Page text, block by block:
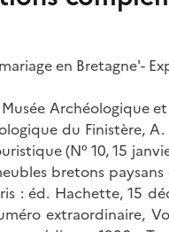
en Bretagne'-
Archéologique
du Finistère, A.
(N° 10, 15
bretons
: éd. Hachette, 15
extraordinaire,